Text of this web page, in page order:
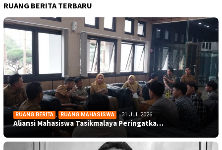
RUANG BERITA TERBARU
RUANG BERITA , RUANG MAHASISWA 31 Juli 2026
Aliansi Mahasiswa Tasikmalaya Peringatka…